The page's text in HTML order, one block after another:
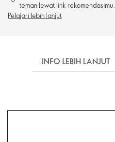
teman lewat link rekomendasimu.
Pelajari lebih lanjut
INFO LEBIH LANJUT